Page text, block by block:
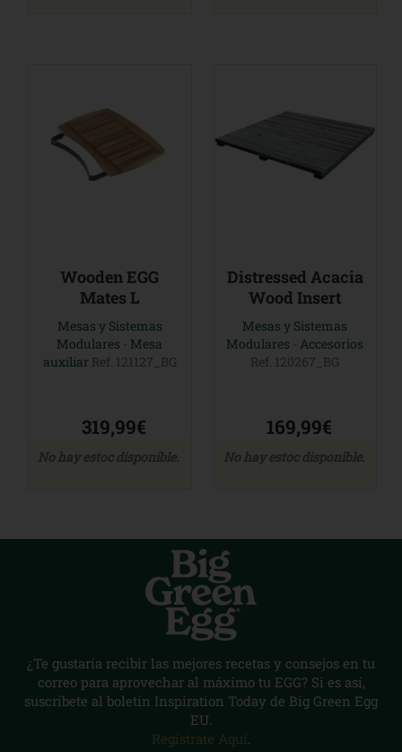
Wooden EGG
Mates L
Mesas y Sistemas
Modulares
Mesa
auxiliar Ref. 121127_BG
319,99€
No hay estoc disponible.
Distressed Acacia
Wood Insert
Mesas y Sistemas
Modulares
Accesorios
Ref. 120267_BG
169,99€
No hay estoc disponible.
¿Te gustaría recibir las mejores recetas y consejos en tu
correo para aprovechar al máximo tu EGG? Si es así,
suscríbete al boletín Inspiration Today de Big Green Egg
EU.
Regístrate Aquí.